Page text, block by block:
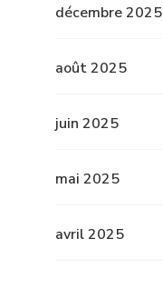
décembre 2025
août 2025
juin 2025
mai 2025
avril 2025